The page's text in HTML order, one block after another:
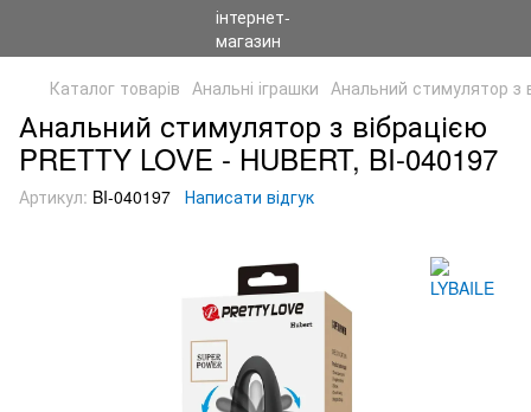
Каталог товарів Анальні іграшки Анальний стимулятор з
Анальний стимулятор з вібрацією
PRETTY LOVE - HUBERT, BI-040197
Артикул: BI-040197 Написати відгук